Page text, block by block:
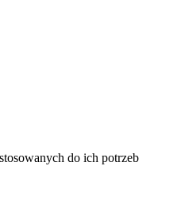
do ich potrzeb